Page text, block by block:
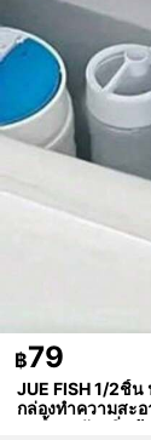
฿79
JUE FISH 1/2ชิ้
กล่องทำความสะ
น, น้ำยาดับกลิ่นห้